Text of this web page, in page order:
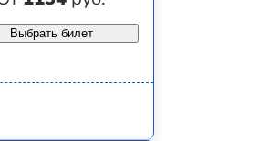
Выбрать билет